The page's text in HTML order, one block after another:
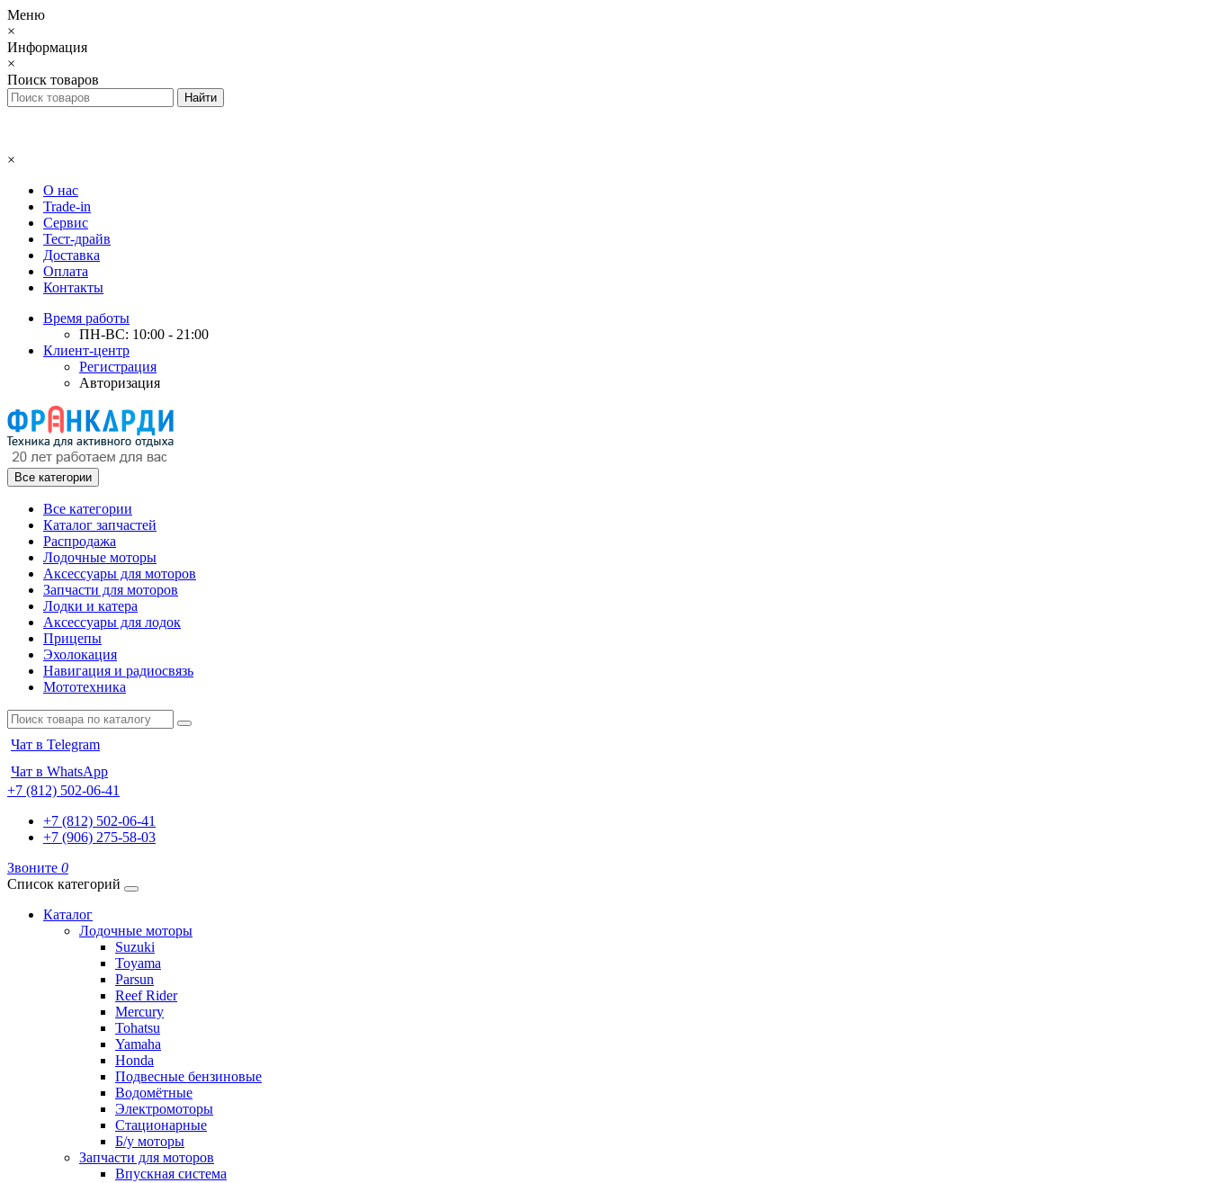
Меню
×
Информация
×
Поиск товаров
×
О нас
Trade-in
Сервис
Тест-драйв
Доставка
Оплата
Контакты
Время работы
ПН-ВС: 10:00 - 21:00
Клиент-центр
Регистрация
Авторизация
Все категории
Все категории
Каталог запчастей
Распродажа
Лодочные моторы
Аксессуары для моторов
Запчасти для моторов
Лодки и катера
Аксессуары для лодок
Прицепы
Эхолокация
Навигация и радиосвязь
Мототехника
Чат в Telegram
Чат в WhatsApp
+7 (812) 502-06-41
+7 (812) 502-06-41
+7 (906) 275-58-03
Звоните 0
Список категорий
Каталог
Лодочные моторы
Suzuki
Toyama
Parsun
Reef Rider
Mercury
Tohatsu
Yamaha
Honda
Подвесные бензиновые
Водомётные
Электромоторы
Стационарные
Б/у моторы
Запчасти для моторов
Впускная система